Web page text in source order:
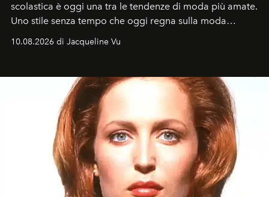
scolastica è oggi una tra le tendenze di moda più amate.
Uno stile senza tempo che oggi regna sulla moda
tradizionale e sulla cultura pop.
10.08.2026 di Jacqueline Vu